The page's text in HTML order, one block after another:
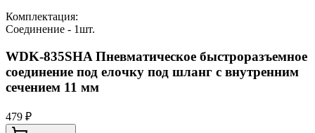
Комплектация:
Соединение - 1шт.
WDK-835SHA Пневматическое быстроразъемное
соединение под елочку под шланг с внутренним
сечением 11 мм
479 ₽